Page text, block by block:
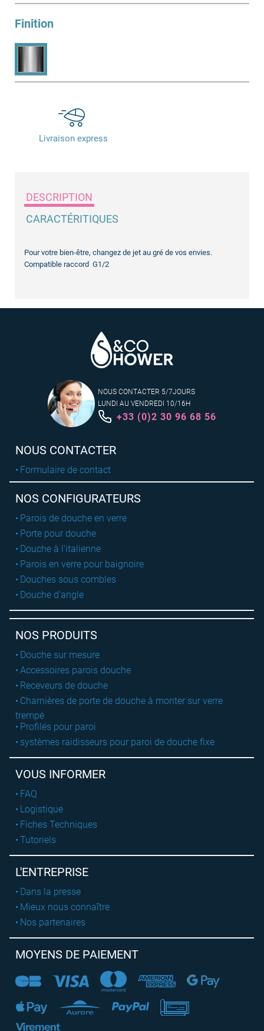
Finition
Livraison express
DESCRIPTION
CARACTÉRITIQUES
Pour votre bien-être, changez de jet au gré de vos envies.
Compatible raccord G1/2
NOUS CONTACTER 5/7JOURS
LUNDI AU VENDREDI 10/16H
+33 (0)2 30 96 68 56
NOUS CONTACTER
Formulaire de contact
NOS CONFIGURATEURS
Parois de douche en verre
Porte pour douche
Douche à l'italienne
Parois en verre pour baignoire
Douches sous combles
Douche d'angle
NOS PRODUITS
Douche sur mesure
Accessoires parois douche
Receveurs de douche
Charnières de porte de douche à monter sur verre
trempé
Profilés pour paroi
systèmes raidisseurs pour paroi de douche fixe
VOUS INFORMER
FAQ
Logistique
Fiches Techniques
Tutoriels
L'ENTREPRISE
Dans la presse
Mieux nous connaître
Nos partenaires
MOYENS DE PAIEMENT